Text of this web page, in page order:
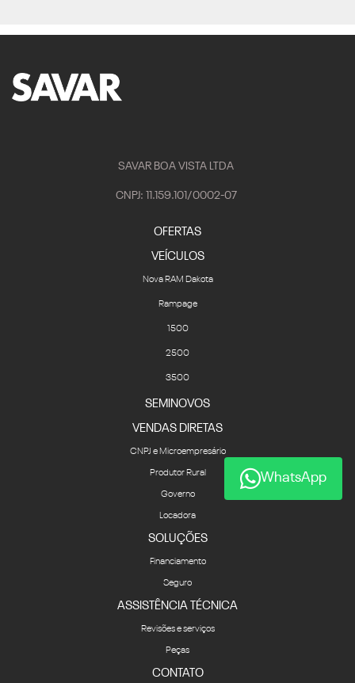
SAVAR BOA VISTA LTDA
CNPJ: 11.159.101/0002-07
OFERTAS
VEÍCULOS
Nova RAM Dakota
Rampage
1500
2500
3500
SEMINOVOS
VENDAS DIRETAS
CNPJ e Microempresário
Produtor Rural
Governo
Locadora
SOLUÇÕES
Financiamento
Seguro
ASSISTÊNCIA TÉCNICA
Revisões e serviços
Peças
CONTATO
WhatsApp